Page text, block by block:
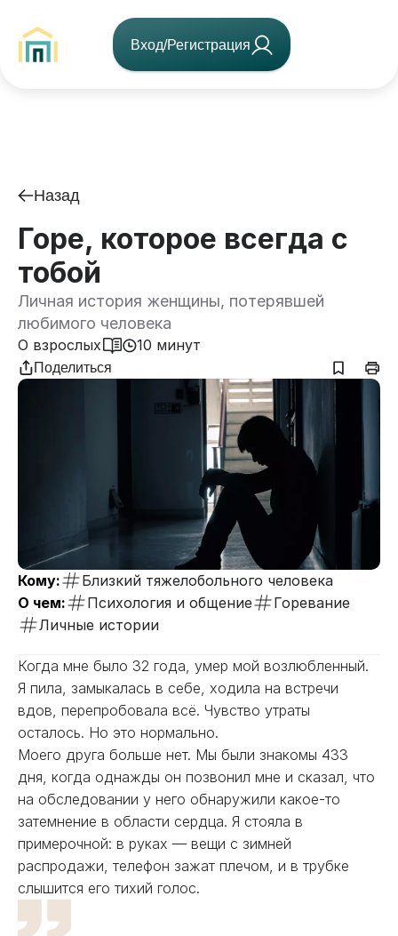
Вход/Регистрация
Назад
Горе, которое всегда с
тобой
Личная история женщины, потерявшей
любимого человека
О взрослых 10 минут
Поделиться
Кому:
Близкий тяжелобольного человека
О чем:
Психология и общение
Горевание
Личные истории
Когда мне было 32 года, умер мой возлюбленный.
Я пила, замыкалась в себе, ходила на встречи
вдов, перепробовала всё. Чувство утраты
осталось. Но это нормально.
Моего друга больше нет. Мы были знакомы 433
дня, когда однажды он позвонил мне и сказал, что
на обследовании у него обнаружили какое-то
затемнение в области сердца. Я стояла в
примерочной: в руках — вещи с зимней
распродажи, телефон зажат плечом, и в трубке
слышится его тихий голос.